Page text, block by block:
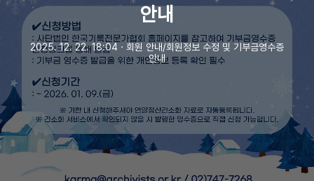
안내
2025. 12. 22. 18:04 ㆍ 회원 안내/회원정보 수정 및 기부금영수증
안내